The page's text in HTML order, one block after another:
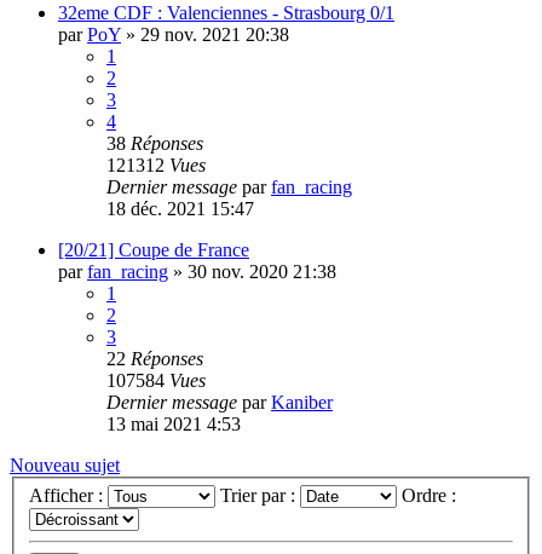
32eme CDF : Valenciennes - Strasbourg 0/1
parPoY » 29 nov. 2021 20:38
1
2
3
4
38 Réponses
121312 Vues
Dernier message parfan_racing
18 déc. 2021 15:47
[20/21] Coupe de France
parfan_racing » 30 nov. 2020 21:38
1
2
3
22 Réponses
107584 Vues
Dernier message parKaniber
13 mai 2021 4:53
Nouveau sujet
Afficher :
Trier par : Ordre :